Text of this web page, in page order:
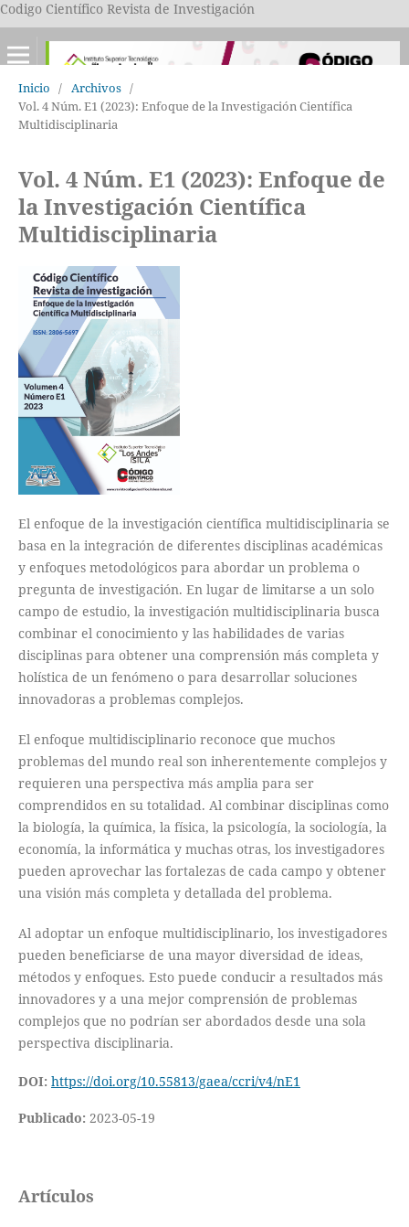
Codigo Científico Revista de Investigación
Inicio / Archivos /
Vol. 4 Núm. E1 (2023): Enfoque de la Investigación Científica
Multidisciplinaria
Vol. 4 Núm. E1 (2023): Enfoque de
la Investigación Científica
Multidisciplinaria
El enfoque de la investigación científica multidisciplinaria se
basa en la integración de diferentes disciplinas académicas
y enfoques metodológicos para abordar un problema o
pregunta de investigación. En lugar de limitarse a un solo
campo de estudio, la investigación multidisciplinaria busca
combinar el conocimiento y las habilidades de varias
disciplinas para obtener una comprensión más completa y
holística de un fenómeno o para desarrollar soluciones
innovadoras a problemas complejos.
El enfoque multidisciplinario reconoce que muchos
problemas del mundo real son inherentemente complejos y
requieren una perspectiva más amplia para ser
comprendidos en su totalidad. Al combinar disciplinas como
la biología, la química, la física, la psicología, la sociología, la
economía, la informática y muchas otras, los investigadores
pueden aprovechar las fortalezas de cada campo y obtener
una visión más completa y detallada del problema.
Al adoptar un enfoque multidisciplinario, los investigadores
pueden beneficiarse de una mayor diversidad de ideas,
métodos y enfoques. Esto puede conducir a resultados más
innovadores y a una mejor comprensión de problemas
complejos que no podrían ser abordados desde una sola
perspectiva disciplinaria.
DOI: https://doi.org/10.55813/gaea/ccri/v4/nE1
Publicado: 2023-05-19
Artículos